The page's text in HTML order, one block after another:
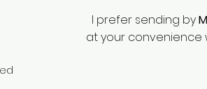
I prefer sending by
at your convenience